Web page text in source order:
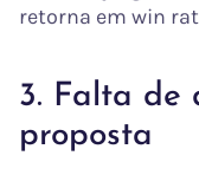
retorna em win
3. Falta de
proposta